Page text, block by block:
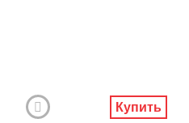
Купить